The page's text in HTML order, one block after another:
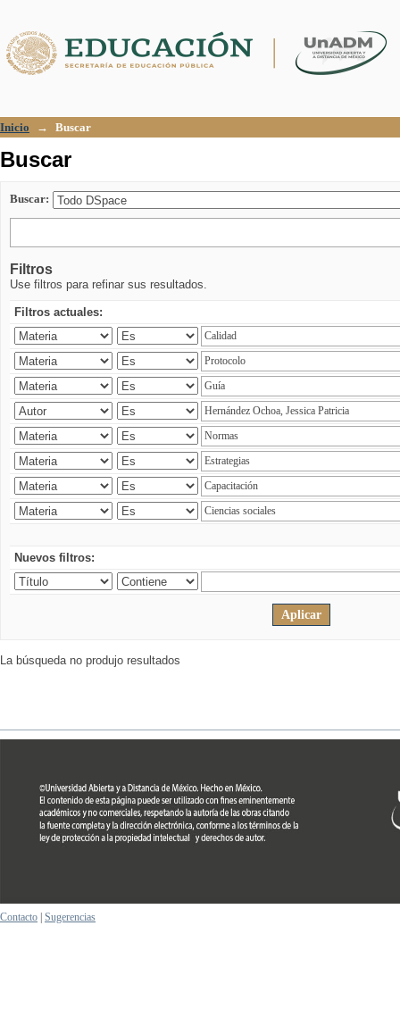
Inicio → Buscar
Buscar
Buscar:
Filtros
Use filtros para refinar sus resultados.
Filtros actuales:
Nuevos filtros:
La búsqueda no produjo resultados
Contacto Sugerencias